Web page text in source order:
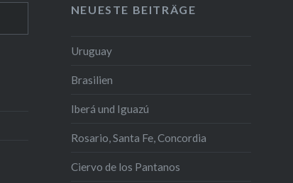
NEUESTE BEITRÄGE
Uruguay
Brasilien
Iberá und Iguazú
Rosario, Santa Fe, Concordia
Ciervo de los Pantanos